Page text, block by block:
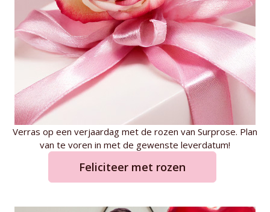
Verras op een verjaardag met de rozen van Surprose. Plan
van te voren in met de gewenste leverdatum!
Feliciteer met rozen